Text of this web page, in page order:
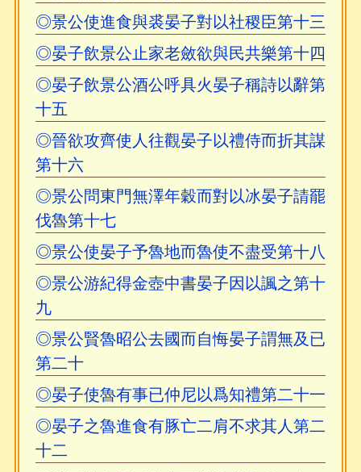
◎景公使進食與裘晏子對以社稷臣第十三
◎晏子飲景公止家老斂欲與民共樂第十四
◎晏子飲景公酒公呼具火晏子稱詩以辭第
十五
◎晉欲攻齊使人往觀晏子以禮侍而折其謀
第十六
◎景公問東門無澤年穀而對以冰晏子請罷
伐魯第十七
◎景公使晏子予魯地而魯使不盡受第十八
◎景公游紀得金壺中書晏子因以諷之第十
九
◎景公賢魯昭公去國而自悔晏子謂無及已
第二十
◎晏子使魯有事已仲尼以爲知禮第二十一
◎晏子之魯進食有豚亡二肩不求其人第二
十二